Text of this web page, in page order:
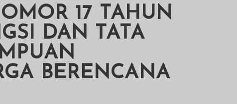
17 TAHUN
DAN TATA
BERENCANA